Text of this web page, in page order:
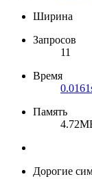
Ширина
Запросов
11
Время
Память
Дорогие